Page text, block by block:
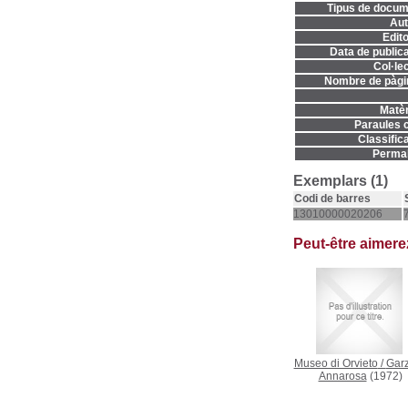
Tipus de
Data de
Nombre de
Paraules
Exemplars (1)
Codi de barres
13010000020206
Peut-être
Museo di Orvieto/
Annarosa(1972)